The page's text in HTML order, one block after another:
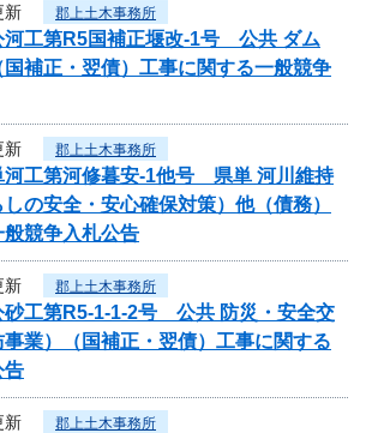
新 郡上土木事務所
河工第R5国補正堰改-1号 公共 ダム
国補正・翌債）工事に関する一般競争
新 郡上土木事務所
河工第河修暮安-1他号 県単 河川維持
の安全・安心確保対策）他（債務）
競争入札公告
新 郡上土木事務所
砂工第R5-1-1-2号 公共 防災・安全交
業）（国補正・翌債）工事に関する
告
新 郡上土木事務所